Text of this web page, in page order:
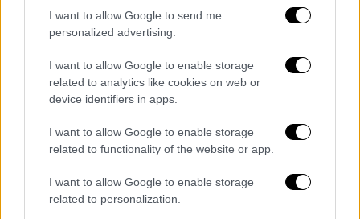
I want to allow Google to send me
personalized advertising.
I want to allow Google to enable storage
related to analytics like cookies on web or
device identifiers in apps.
I want to allow Google to enable storage
related to functionality of the website or app.
I want to allow Google to enable storage
related to personalization.
Αθλητισμός|19.07.2019 10:16
Μίνο Ραϊόλα: Τα μεγάλα deal του
πιτσαδόρου με το χρυσό άγγιγμα
Η μεταγραφή του Ματάις ντε Λιχτ στην
Γιουβέντους, το τελευταίο «κόλπο» του
σούπερ μάνατζερ Μίνο Ραϊόλα